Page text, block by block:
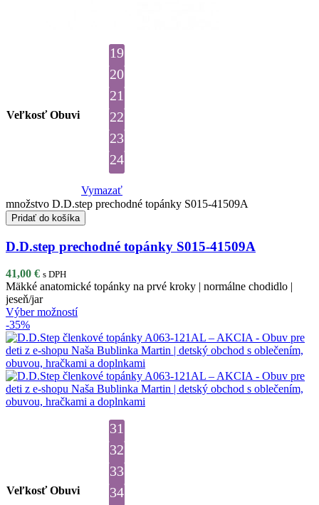
Veľkosť Obuvi
19
20
21
22
23
24
Vymazať
množstvo D.D.step prechodné topánky S015-41509A
Pridať do košíka
D.D.step prechodné topánky S015-41509A
41,00 € s DPH
Mäkké anatomické topánky na prvé kroky | normálne chodidlo |
jeseň/jar
Výber možností
-35%
Veľkosť Obuvi
31
32
33
34